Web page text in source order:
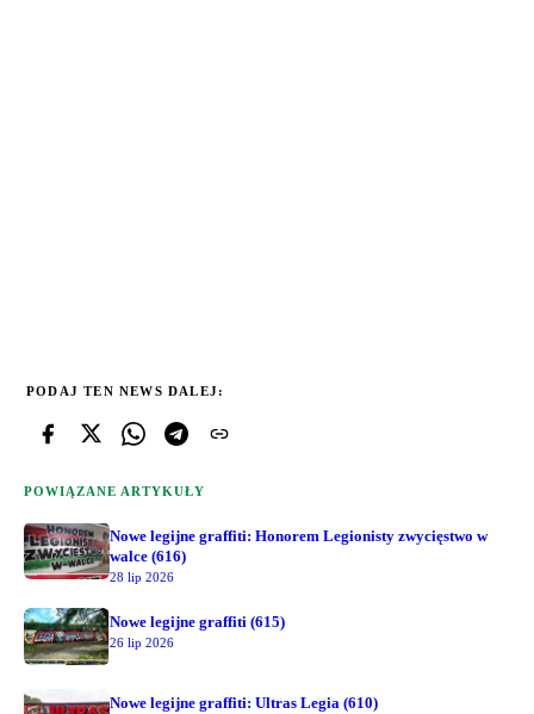
PODAJ TEN NEWS DALEJ:
POWIĄZANE ARTYKUŁY
Nowe legijne graffiti: Honorem Legionisty zwycięstwo w
walce (616)
28 lip 2026
Nowe legijne graffiti (615)
26 lip 2026
Nowe legijne graffiti: Ultras Legia (610)